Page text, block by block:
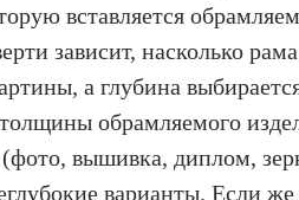
вставляется
зависит, насколько рама
а глубина
обрамляемого
вышивка, диплом,
варианты. Если же